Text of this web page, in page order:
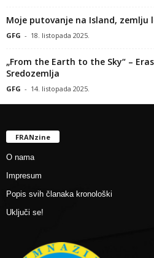
Moje putovanje na Island, zemlju
GFG - 18. listopada 2025.
„From the Earth to the Sky“ –
Sredozemlja
GFG - 14. listopada 2025.
FRANzine
O nama
Impresum
Popis svih članaka kronološki
Uključi se!